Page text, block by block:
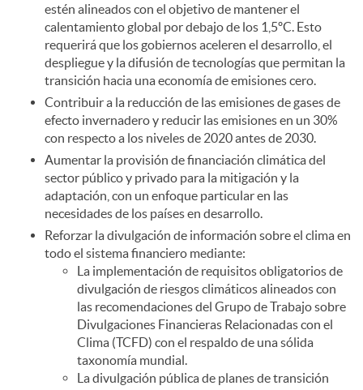
estén alineados con el objetivo de mantener el
calentamiento global por debajo de los 1,5ºC. Esto
requerirá que los gobiernos aceleren el desarrollo, el
despliegue y la difusión de tecnologías que permitan la
transición hacia una economía de emisiones cero.
Contribuir a la reducción de las emisiones de gases de
efecto invernadero y reducir las emisiones en un 30%
con respecto a los niveles de 2020 antes de 2030.
Aumentar la provisión de financiación climática del
sector público y privado para la mitigación y la
adaptación, con un enfoque particular en las
necesidades de los países en desarrollo.
Reforzar la divulgación de información sobre el clima en
todo el sistema financiero mediante:
La implementación de requisitos obligatorios de
divulgación de riesgos climáticos alineados con
las recomendaciones del Grupo de Trabajo sobre
Divulgaciones Financieras Relacionadas con el
Clima (TCFD) con el respaldo de una sólida
taxonomía mundial.
La divulgación pública de planes de transición